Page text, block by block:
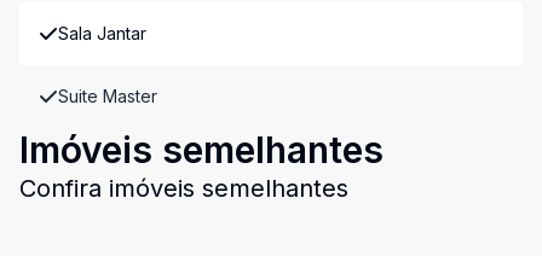
Sala Jantar
Suite Master
Imóveis semelhantes
Confira imóveis semelhantes